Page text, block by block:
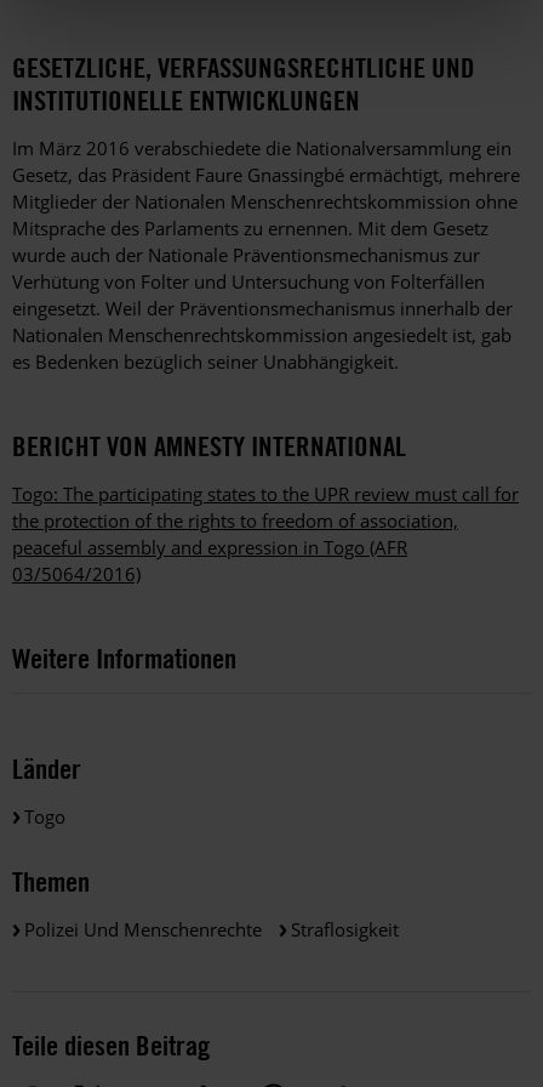
GESETZLICHE, VERFASSUNGSRECHTLICHE UND
INSTITUTIONELLE ENTWICKLUNGEN
Im März 2016 verabschiedete die Nationalversammlung ein
Gesetz, das Präsident Faure Gnassingbé ermächtigt, mehrere
Mitglieder der Nationalen Menschenrechtskommission ohne
Mitsprache des Parlaments zu ernennen. Mit dem Gesetz
wurde auch der Nationale Präventionsmechanismus zur
Verhütung von Folter und Untersuchung von Folterfällen
eingesetzt. Weil der Präventionsmechanismus innerhalb der
Nationalen Menschenrechtskommission angesiedelt ist, gab
es Bedenken bezüglich seiner Unabhängigkeit.
BERICHT VON AMNESTY INTERNATIONAL
Togo: The participating states to the UPR review must call for
the protection of the rights to freedom of association,
peaceful assembly and expression in Togo (AFR
03/5064/2016)
Weitere Informationen
Länder
Togo
Themen
Polizei Und Menschenrechte Straflosigkeit
Teile diesen Beitrag